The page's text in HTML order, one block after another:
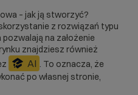
– jak ją stworzyć?
z rozwiązań typu
na założenie
znajdziesz również
AI . To oznacza, że
po własnej stronie,